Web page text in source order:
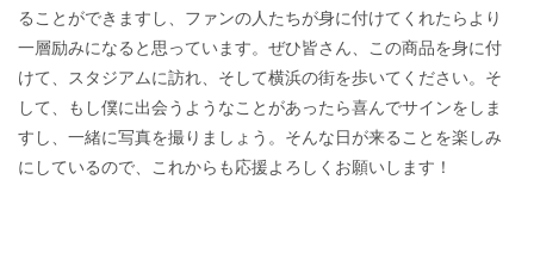
ることができますし、ファンの人たちが身に付けてくれたらより
一層励みになると思っています。ぜひ皆さん、この商品を身に付
けて、スタジアムに訪れ、そして横浜の街を歩いてください。そ
して、もし僕に出会うようなことがあったら喜んでサインをしま
すし、一緒に写真を撮りましょう。そんな日が来ることを楽しみ
にしているので、これからも応援よろしくお願いします！